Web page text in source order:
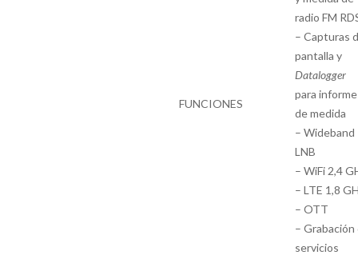
FUNCIONES
radio FM
– Capturas
pantalla y
Datalogger
para
de medida
– Wideband
LNB
– WiFi 2,4
– LTE 1,8
– OTT
– Grabación
servicios